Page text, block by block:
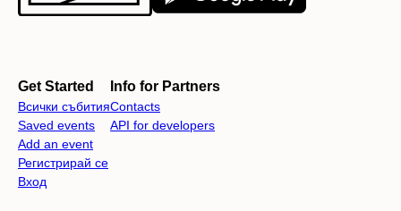
Get Started
Всички събития
Saved events
Add an event
Регистрирай се
Вход
Info for Partners
Contacts
API for developers